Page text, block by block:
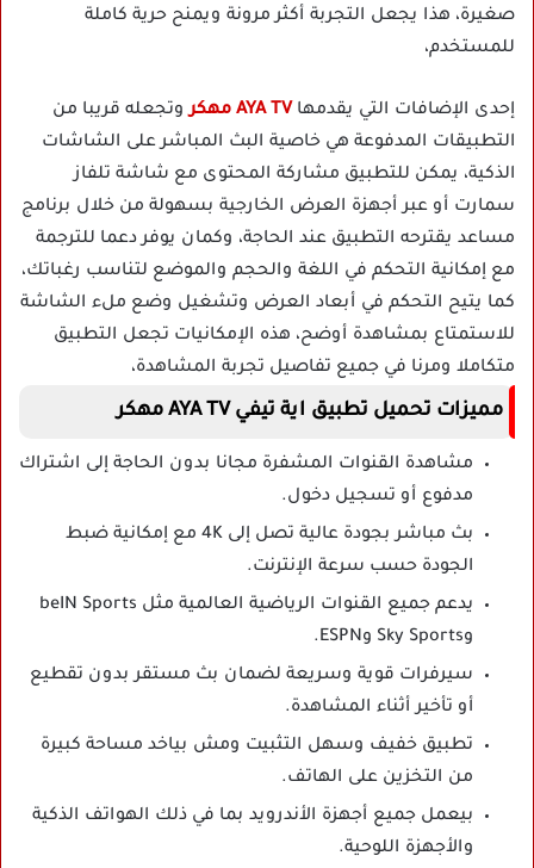
صغيرة، هذا يجعل التجربة أكثر مرونة ويمنح حرية كاملة
للمستخدم،
إحدى الإضافات التي يقدمها AYA TV مهكر
وتجعله قريبا من
التطبيقات المدفوعة هي خاصية البث المباشر على الشاشات
الذكية، يمكن للتطبيق مشاركة المحتوى مع شاشة تلفاز
سمارت أو عبر أجهزة العرض الخارجية بسهولة من خلال برنامج
مساعد يقترحه التطبيق عند الحاجة، وكمان يوفر دعما للترجمة
مع إمكانية التحكم في اللغة والحجم والموضع لتناسب رغباتك،
كما يتيح التحكم في أبعاد العرض وتشغيل وضع ملء الشاشة
للاستمتاع بمشاهدة أوضح، هذه الإمكانيات تجعل التطبيق
متكاملا ومرنا في جميع تفاصيل تجربة المشاهدة،
مميزات تحميل تطبيق اية تيفي AYA TV مهكر
مشاهدة القنوات المشفرة مجانا بدون الحاجة إلى اشتراك
مدفوع أو تسجيل دخول.
بث مباشر بجودة عالية تصل إلى 4K مع إمكانية ضبط
الجودة حسب سرعة الإنترنت.
يدعم جميع القنوات الرياضية العالمية مثل beIN Sports
وSky Sports وESPN.
سيرفرات قوية وسريعة لضمان بث مستقر بدون تقطيع
أو تأخير أثناء المشاهدة.
تطبيق خفيف وسهل التثبيت ومش بياخد مساحة كبيرة
من التخزين على الهاتف.
بيعمل جميع أجهزة الأندرويد بما في ذلك الهواتف الذكية
والأجهزة اللوحية.